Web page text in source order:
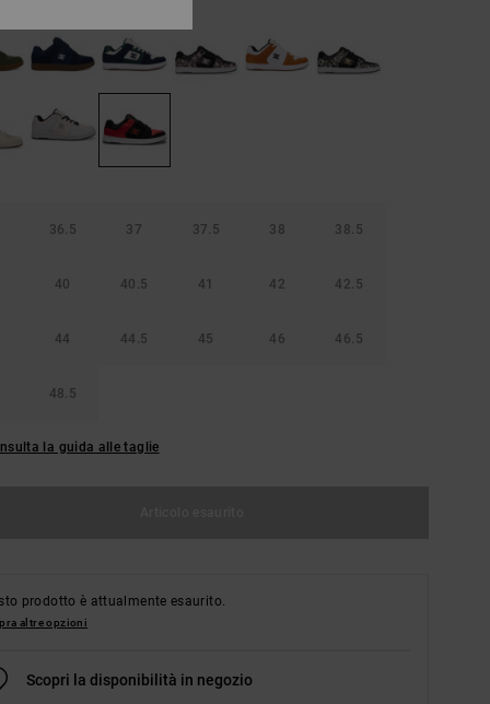
36.5 37 37.5 38 38.5
40 40.5 41 42 42.5
44 44.5 45 46 46.5
48.5
la guida alle taglie
prodotto è attualmente esaurito.
altre opzioni
Scopri la disponibilità in negozio